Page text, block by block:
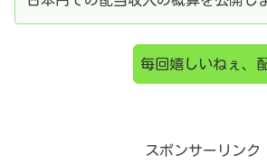
毎回嬉しいねぇ、
スポンサーリンク